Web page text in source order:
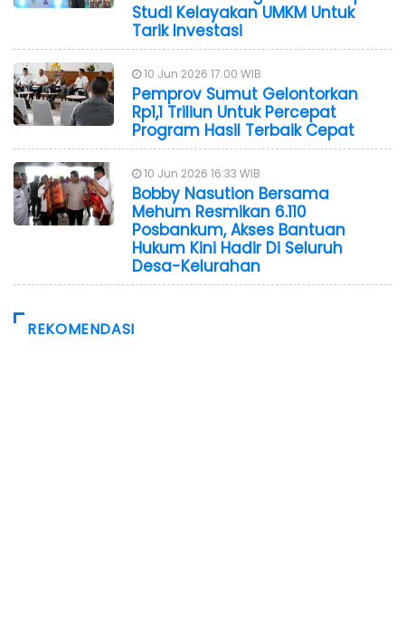
Studi Kelayakan UMKM Untuk
Tarik Investasi
10 Jun 2026 17:00 WIB
Pemprov Sumut Gelontorkan
Rp1,1 Triliun Untuk Percepat
Program Hasil Terbaik Cepat
10 Jun 2026 16:33 WIB
Bobby Nasution Bersama
Mehum Resmikan 6.110
Posbankum, Akses Bantuan
Hukum Kini Hadir Di Seluruh
Desa-Kelurahan
REKOMENDASI